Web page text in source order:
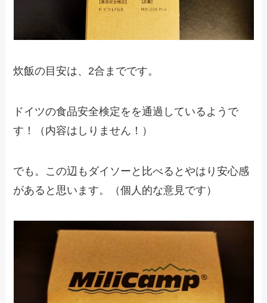
炊飯の目安は、2合までです。
ドイツの食品安全検定をを通過しているようで
す！（内容はしりません！）
でも。この辺もダイソーと比べるとやはり安心感
があると思います。（個人的な意見です）